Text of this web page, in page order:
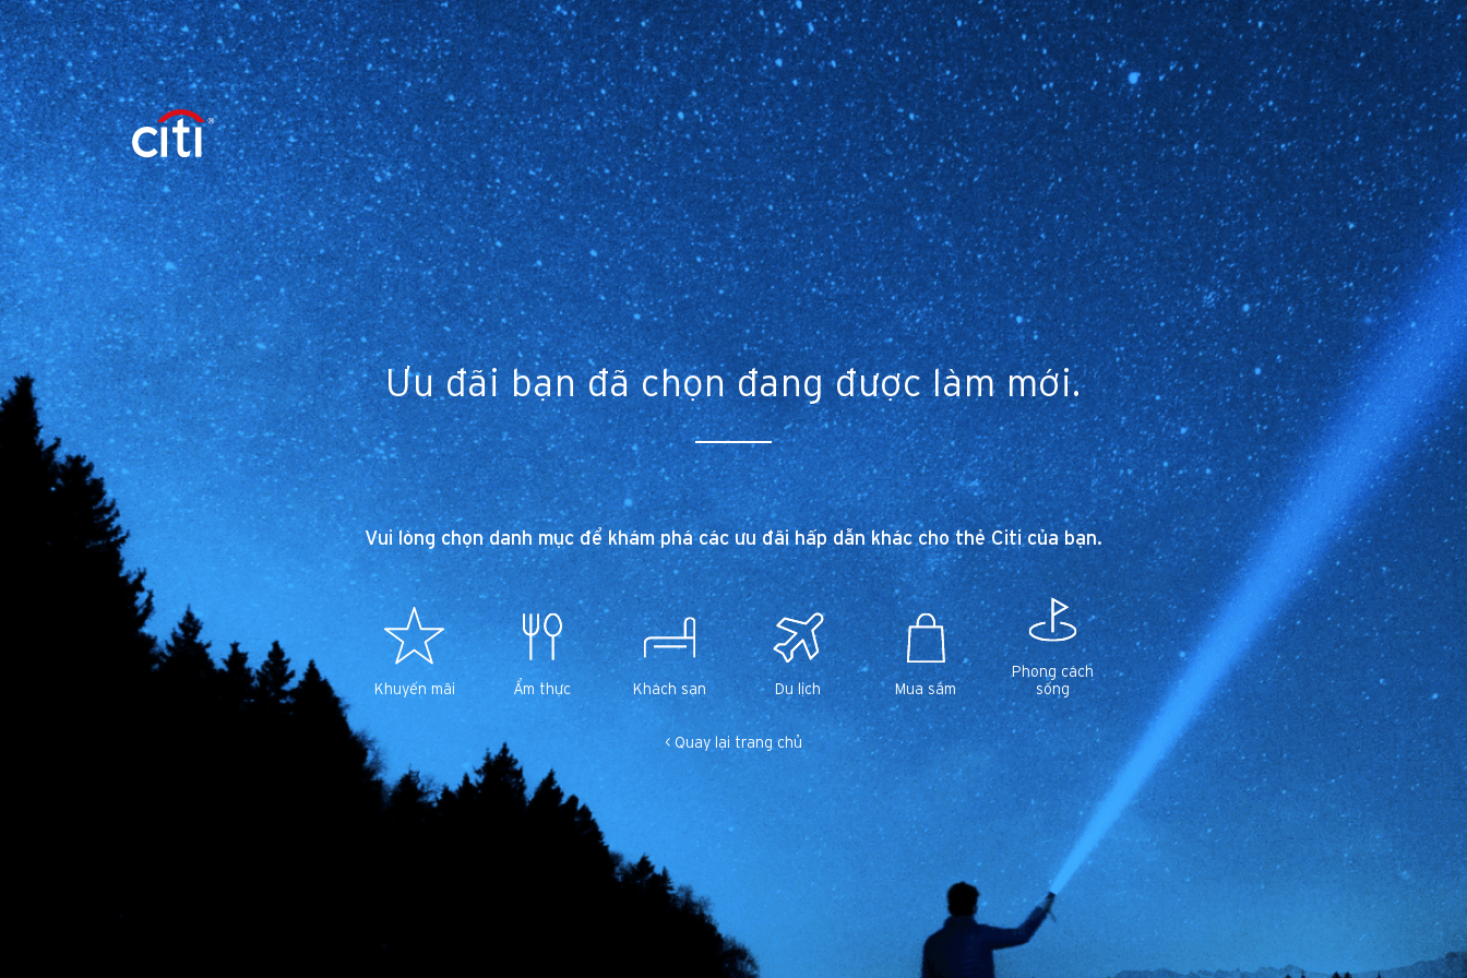
Ưu đãi bạn đã chọn đang được làm mới.
Vui lòng chọn danh mục để khám phá các ưu đãi hấp dẫn khác cho thẻ Citi của bạn.
Khuyến mãi Ẩm thực Khách sạn Du lịch Mua sắm
Phong cách
sống
< Quay lại trang chủ